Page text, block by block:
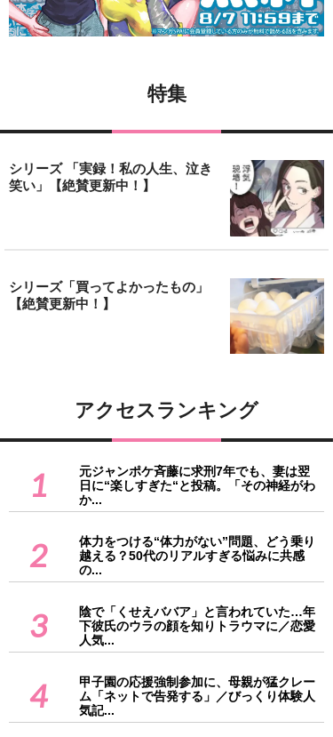
特集
シリーズ 「実録！私の人生、泣き
笑い」【絶賛更新中！】
シリーズ「買ってよかったもの」
【絶賛更新中！】
アクセスランキング
1
元ジャンポケ斉藤に求刑7年でも、妻は翌
日に“楽しすぎた“と投稿。「その神経がわ
か...
2
体力をつける“体力がない”問題、どう乗り
越える？50代のリアルすぎる悩みに共感
の...
3
陰で「くせえババア」と言われていた…年
下彼氏のウラの顔を知りトラウマに／恋愛
人気...
4
甲子園の応援強制参加に、母親が猛クレー
ム「ネットで告発する」／びっくり体験人
気記...